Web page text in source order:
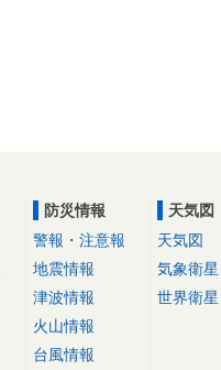
防災情報
警報・注意報
地震情報
津波情報
火山情報
台風情報
天気図
天気図
気象衛星
世界衛星